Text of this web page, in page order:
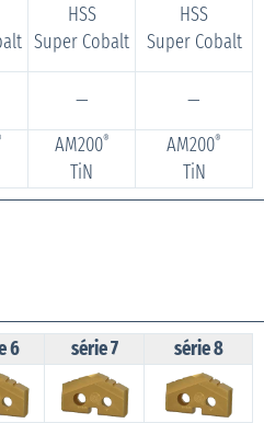
HSS
Super Cobalt
HSS
Super Cobalt
— —
AM200®
TiN
AM200®
TiN
6 série 7
série 8